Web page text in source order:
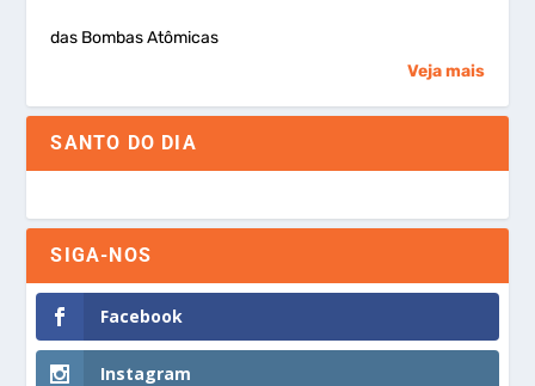
das Bombas Atômicas
Veja mais
SANTO DO DIA
SIGA-NOS
Facebook
Instagram